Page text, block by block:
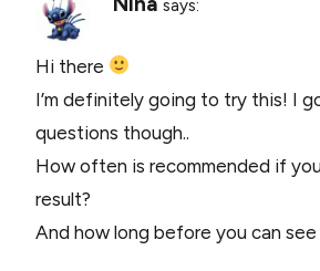
says:
Hi there
I’m definitely going to try this! I
questions though..
How often is recommended if
result?
And how long before you can see